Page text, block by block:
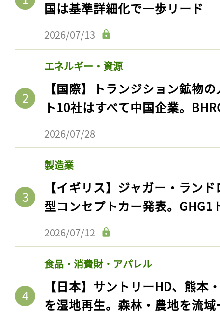
国は基準詳細化で一歩リード
2026/07/13
エネルギー・資源
【国際】トランジション鉱物
ト10社はすべて中国企業。
2026/07/28
製造業
【イギリス】ジャガー・ラン
型コンセプトカー発表。GHG1
2026/07/12
食品・消費財・アパレル
【日本】サントリーHD、熊本
を湿地再生。森林・農地を流